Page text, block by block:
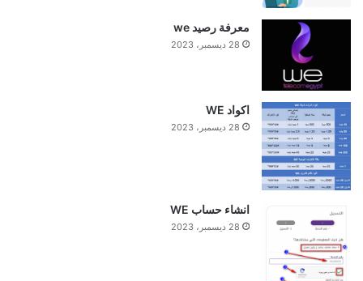
معرفة رصيد we
28 ديسمبر، 2023
اكواد WE
28 ديسمبر، 2023
انشاء حساب WE
28 ديسمبر، 2023